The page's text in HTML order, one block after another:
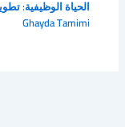
الحياة الوظيفية:
Ghayda Tamimi